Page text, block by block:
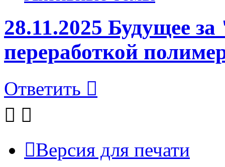
28.11.2025 Будущее
переработкой
Ответить
Версия для печати